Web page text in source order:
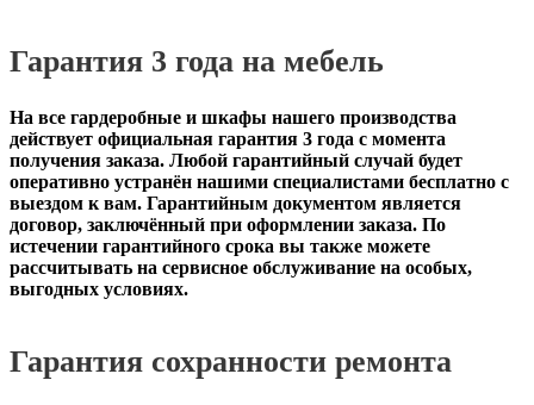
Гарантия 3 года на мебель
На все гардеробные и шкафы нашего производства
действует официальная гарантия 3 года с момента
получения заказа. Любой гарантийный случай будет
оперативно устранён нашими специалистами бесплатно с
выездом к вам. Гарантийным документом является
договор, заключённый при оформлении заказа. По
истечении гарантийного срока вы также можете
рассчитывать на сервисное обслуживание на особых,
выгодных условиях.
Гарантия сохранности ремонта